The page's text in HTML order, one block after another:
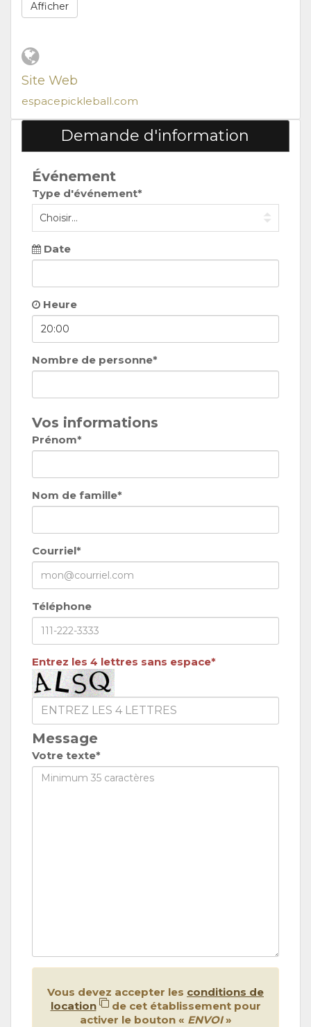
Afficher
Site Web
espacepickleball.com
Demande d'information
Événement
Type d'événement*
Date
Heure
Nombre de personne*
Vos informations
Prénom*
Nom de famille*
Courriel*
Téléphone
Entrez les 4 lettres sans espace*
Message
Votre texte*
Vous devez accepter les conditions de
location
de cet établissement pour
activer le bouton « ENVOI»